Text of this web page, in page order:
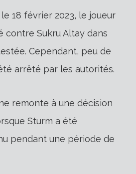
18 février 2023, le joueur
contre Sukru Altay dans
Cependant, peu de
arrêté par les autorités.
remonte à une décision
Sturm a été
pendant une période de